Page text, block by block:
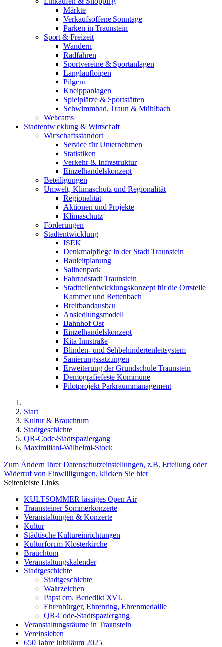
Märkte
Verkaufsoffene Sonntage
Parken in Traunstein
Sport & Freizeit
Wandern
Radfahren
Sportvereine & Sportanlagen
Langlaufloipen
Pilgern
Kneippanlagen
Spielplätze & Sportstätten
Schwimmbad, Traun & Mühlbach
Webcams
Stadtentwicklung & Wirtschaft
Wirtschaftsstandort
Service für Unternehmen
Statistiken
Verkehr & Infrastruktur
Einzelhandelskonzept
Beteiligungen
Umwelt, Klimaschutz und Regionalität
Regionalität
Aktionen und Projekte
Klimaschutz
Förderungen
Stadtentwicklung
ISEK
Denkmalpflege in der Stadt Traunstein
Bauleitplanung
Salinenpark
Fahrradstadt Traunstein
Stadtteilentwicklungskonzept für die Ortsteile
Kammer und Rettenbach
Breitbandausbau
Ansiedlungsmodell
Bahnhof Ost
Einzelhandelskonzept
Kita Innstraße
Blinden- und Sehbehindertenleitsystem
Sanierungssatzungen
Erweiterung der Grundschule Traunstein
Demografiefeste Kommune
Pilotprojekt Parkraummanagement
Start
Kultur & Brauchtum
Stadtgeschichte
QR-Code-Stadtspaziergang
Maximiliani-Wilhelmi-Stock
Zum Ändern Ihrer Datenschutzeinstellungen, z.B. Erteilung oder
Widerruf von Einwilligungen, klicken Sie hier
Seitenleiste Links
KULTSOMMER lässiges Open Air
Traunsteiner Sommerkonzerte
Veranstaltungen & Konzerte
Kultur
Städtische Kultureinrichtungen
Kulturforum Klosterkirche
Brauchtum
Veranstaltungskalender
Stadtgeschichte
Stadtgeschichte
Wahrzeichen
Papst em. Benedikt XVI.
Ehrenbürger, Ehrenring, Ehrenmedaille
QR-Code-Stadtspaziergang
Veranstaltungsräume in Traunstein
Vereinsleben
650 Jahre Jubiläum 2025